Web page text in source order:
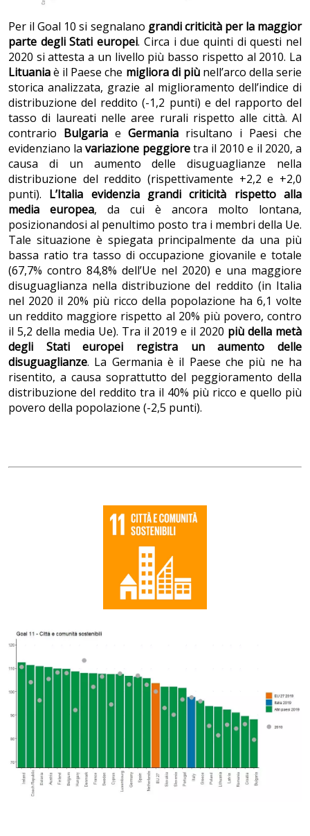
Per il Goal 10 si segnalano grandi criticità per la maggior
parte degli Stati europei. Circa i due quinti di questi nel
2020 si attesta a un livello più basso rispetto al 2010. La
Lituaniaè il Paese che migliora di piùnell’arco della serie
storica analizzata, grazie al miglioramento dell’indice di
distribuzione del reddito (-1,2 punti) e del rapporto del
tasso di laureati nelle aree rurali rispetto alle città. Al
contrario Bulgaria e Germania risultano i Paesi che
evidenziano lavariazione peggioretra il 2010 e il 2020, a
causa di un aumento delle disuguaglianze nella
distribuzione del reddito (rispettivamente +2,2 e +2,0
punti). L’Italia evidenzia grandi criticità rispetto alla
media europea, da cui è ancora molto lontana,
posizionandosi al penultimo posto tra i membri della Ue.
Tale situazione è spiegata principalmente da una più
bassa ratio tra tasso di occupazione giovanile e totale
(67,7% contro 84,8% dell’Ue nel 2020) e una maggiore
disuguaglianza nella distribuzione del reddito (in Italia
nel 2020 il 20% più ricco della popolazione ha 6,1 volte
un reddito maggiore rispetto al 20% più povero, contro
il 5,2 della media Ue). Tra il 2019 e il 2020 più della metà
degli Stati europei registra un aumento delle
disuguaglianze. La Germania è il Paese che più ne ha
risentito, a causa soprattutto del peggioramento della
distribuzione del reddito tra il 40% più ricco e quello più
povero della popolazione (-2,5 punti).